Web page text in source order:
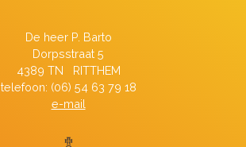
De heer P. Barto
Dorpsstraat 5
4389 TN RITTHEM
telefoon: (06) 54 63 79 18
e-mail